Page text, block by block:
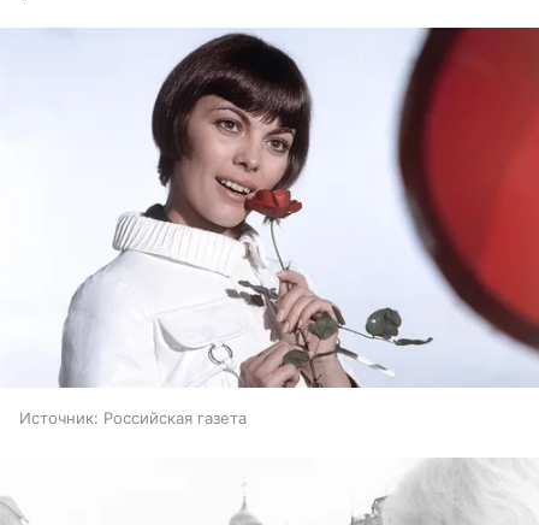
Источник: Российская газета